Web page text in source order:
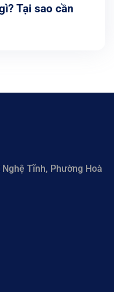
Tại sao cần
Tĩnh, Phường Hoà